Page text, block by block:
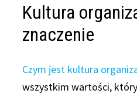
Kultura
znaczenie
Czym jest kultura
wszystkim wartości,